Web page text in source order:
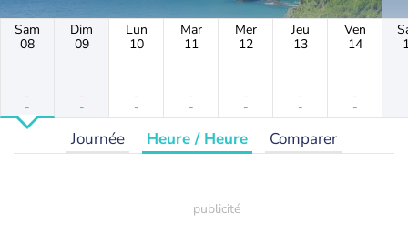
Sam
08
-
-
Dim
09
-
-
Lun
10
-
-
Mar
11
-
-
Mer
12
-
-
Jeu
13
-
-
Ven
14
-
-
Journée Heure / Heure Comparer